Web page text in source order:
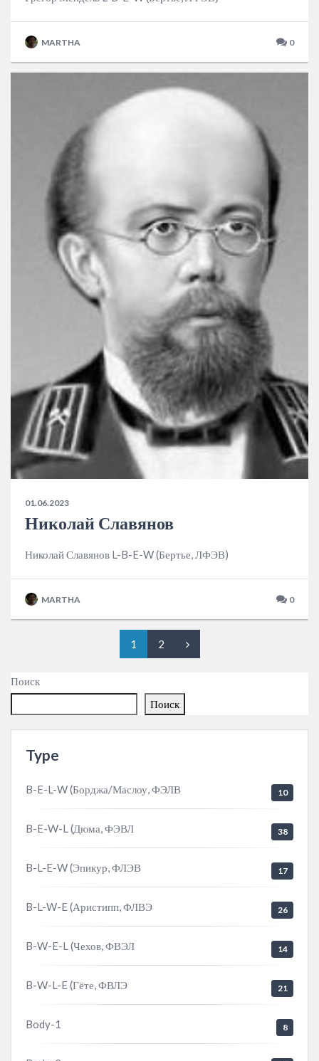
MARTHA 0
01.06.2023
Николай Славянов
Николай Славянов L-B-E-W (Бертье, ЛФЭВ)
MARTHA 0
1 2
Поиск
Поиск
Type
B-E-L-W (Борджа/Маслоу, ФЭЛВ 10
B-E-W-L (Дюма, ФЭВЛ 38
B-L-E-W (Эпикур, ФЛЭВ 17
B-L-W-E (Аристипп, ФЛВЭ 26
B-W-E-L (Чехов, ФВЭЛ 14
B-W-L-E (Гёте, ФВЛЭ 21
Body-1 8